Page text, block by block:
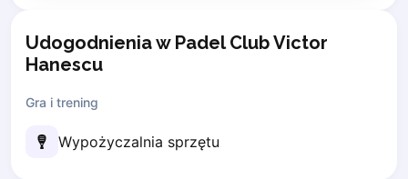
Turbia
Tychy
Wroclaw
Zabrze
Udogodnienia w Padel Club Victor
Hanescu
Gra i trening
Wypożyczalnia sprzętu